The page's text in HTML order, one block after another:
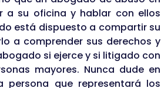
a su oficina y hablar con ellos
está dispuesto a compartir su
a comprender sus derechos y
si ejerce y si litigado con
mayores. Nunca dude en
que representará los